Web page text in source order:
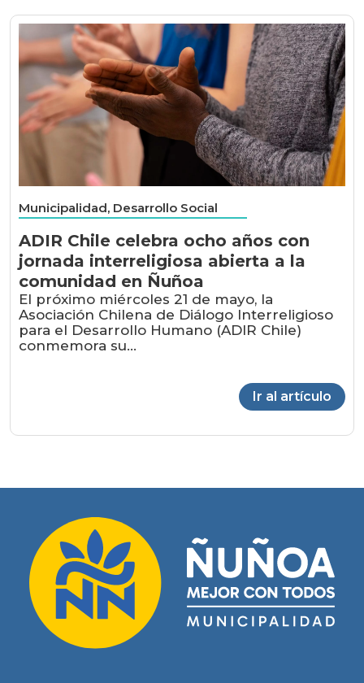
Municipalidad, Desarrollo Social
ADIR Chile celebra ocho años con
jornada interreligiosa abierta a la
comunidad en Ñuñoa
El próximo miércoles 21 de mayo, la
Asociación Chilena de Diálogo Interreligioso
para el Desarrollo Humano (ADIR Chile)
conmemora su...
Ir al artículo